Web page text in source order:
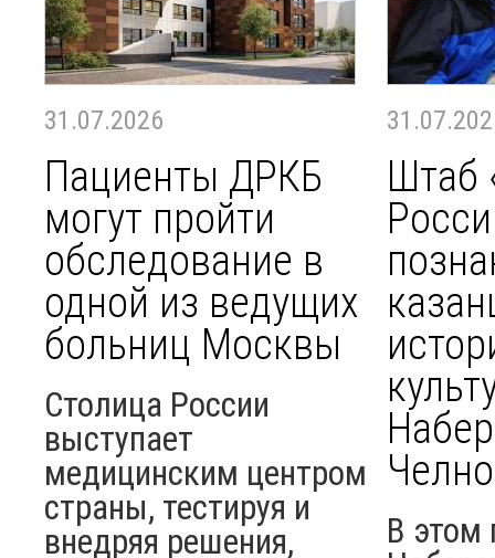
31.07.2026
Пациенты ДРКБ
могут пройти
обследование в
одной из ведущих
больниц Москвы
Столица России
выступает
медицинским центром
страны, тестируя и
внедряя решения,
Штаб
В этом